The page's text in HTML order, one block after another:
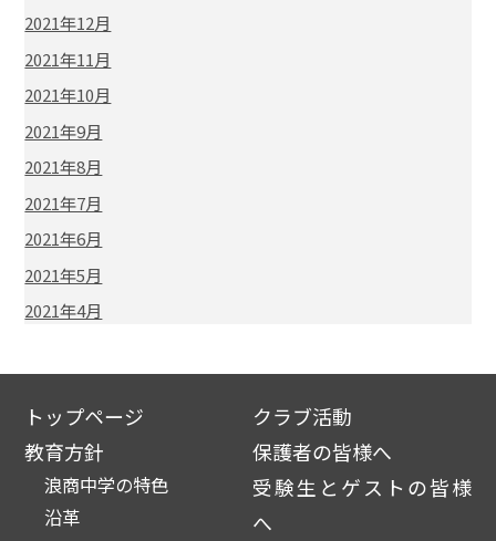
2021年12月
2021年11月
2021年10月
2021年9月
2021年8月
2021年7月
2021年6月
2021年5月
2021年4月
トップページ
教育方針
浪商中学の特色
沿革
クラブ活動
保護者の皆様へ
受験生とゲストの皆様
へ